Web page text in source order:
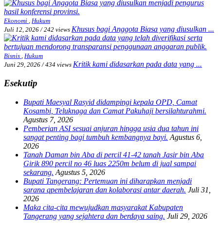
Ekonomi , Hukum
Juli 12, 2026 / 242 views Khusus bagi Anggota Biasa yang diusulkan ...
Bisnis , Hukum
Juni 29, 2026 / 434 views Kritik kami didasarkan pada data yang ...
Esekutip
Bupati Maesyal Rasyid didampingi kepala OPD, Camat
Kosambi, Teluknaga dan Camat Pakuhaji bersilahturahmi.
Agustus 7, 2026
Pemberian ASI sesuai anjuran hingga usia dua tahun ini
sangat penting bagi tumbuh kembangnya bayi. Agustus 6,
2026
Tanah Daman bin Aba di percil 41-42 tanah Jasir bin Aba
Girik 890 percil no 46 luas 2250m belum di jual sampai
sekarang. Agustus 5, 2026
Bupati Tangerang: Pertemuan ini diharapkan menjadi
sarana qpembelajaran dan kolaborasi antar daerah. Juli 31,
2026
Maka cita-cita mewujudkan masyarakat Kabupaten
Tangerang yang sejahtera dan berdaya saing. Juli 29, 2026